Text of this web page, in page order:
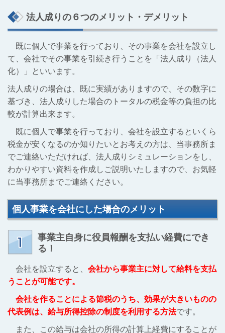
法人成りの６つのメリット・デメリット
既に個人で事業を行っており、その事業を会社を設立し
て、会社でその事業を引続き行うことを「法人成り（法人
化）」といいます。
法人成りの場合は、既に実績がありますので、その数字に
基づき、法人成りした場合のトータルの税金等の負担の比
較が計算出来ます。
既に個人で事業を行っており、会社を設立するといくら
税金が安くなるのか知りたいとお考えの方は、当事務所ま
でご連絡いただければ、法人成りシミュレーションをし、
わかりやすい資料を作成しご説明いたしますので、お気軽
に当事務所までご連絡ください。
個人事業を会社にした場合のメリット
事業主自身に役員報酬を支払い経費にでき
る！
会社を設立すると、 会社から事業主に対して給料を支払
うことが可能です。
会社を作ることによる節税のうち、効果が大きいものの
代表例は、給与所得控除の制度を利用する方法です。
また、この給与は会社の所得の計算上経費にすることが